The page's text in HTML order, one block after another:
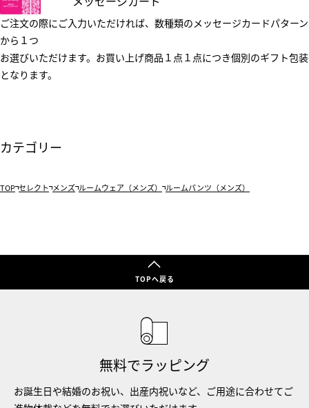
ご注文の際にご入力いただければ、数種類のメッセージカードパターン
から１つ
お選びいただけます。お買い上げ商品１点１点につき個別のギフト包装
となります。
カテゴリー
TOP セレクト メンズ ルームウェア（メンズ） ルームパンツ（メンズ）
TOPへ戻る
無料でラッピング
お誕生日や結婚のお祝い、出産内祝いなど、ご用途に合わせてご